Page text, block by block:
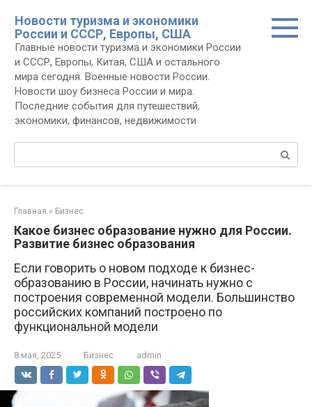
контенту
Новости туризма и экономики
России и СССР, Европы, США
Главные новости туризма и экономики России
и СССР, Европы, Китая, США и остального
мира сегодня. Военные новости России.
Новости шоу бизнеса России и мира.
Последние события для путешествий,
экономики, финансов, недвижимости
Поиск:
Главная » Бизнес
Какое бизнес образование нужно для России.
Развитие бизнес образования
Если говорить о новом подходе к бизнес-
образованию в России, начинать нужно с
построения современной модели. Большинство
российских компаний построено по
функциональной модели
8 мая, 2025 Бизнес admin